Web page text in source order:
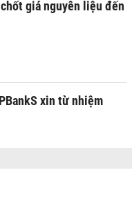
giá nguyên liệu đến
xin từ nhiệm